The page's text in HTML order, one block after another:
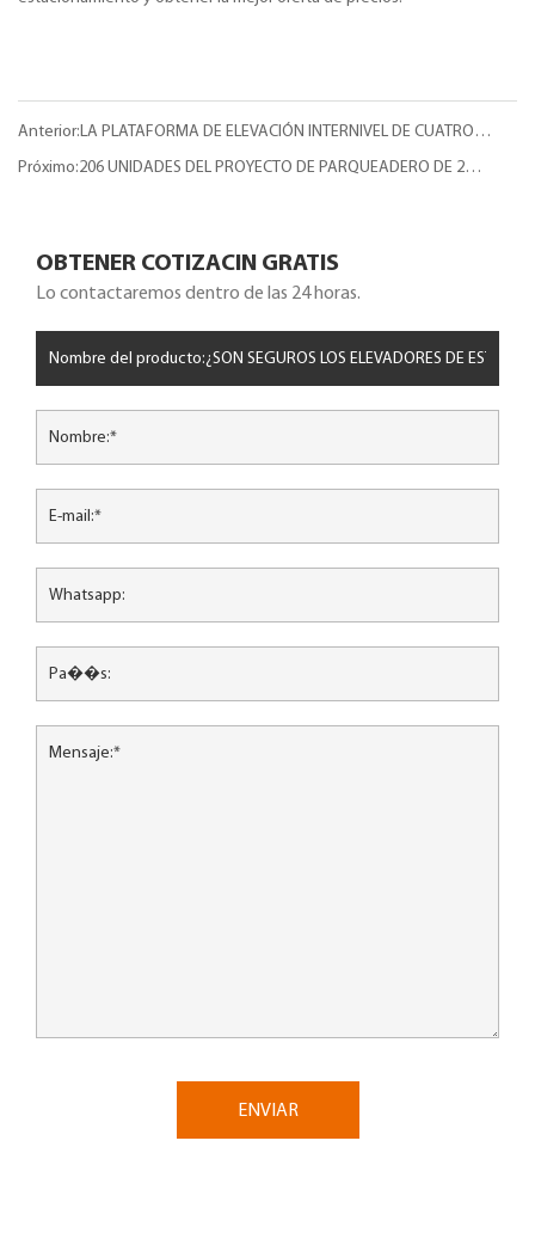
Anterior:LA PLATAFORMA DE ELEVACIÓN INTERNIVEL DE CUATRO
COLUMNAS: DESBLOQUEANDO UN TRANSPORTE VERTICAL EFICIENTE
Próximo:206 UNIDADES DEL PROYECTO DE PARQUEADERO DE 2
OBTENER COTIZACIN GRATIS
Lo contactaremos dentro de las 24 horas.
ENVIAR